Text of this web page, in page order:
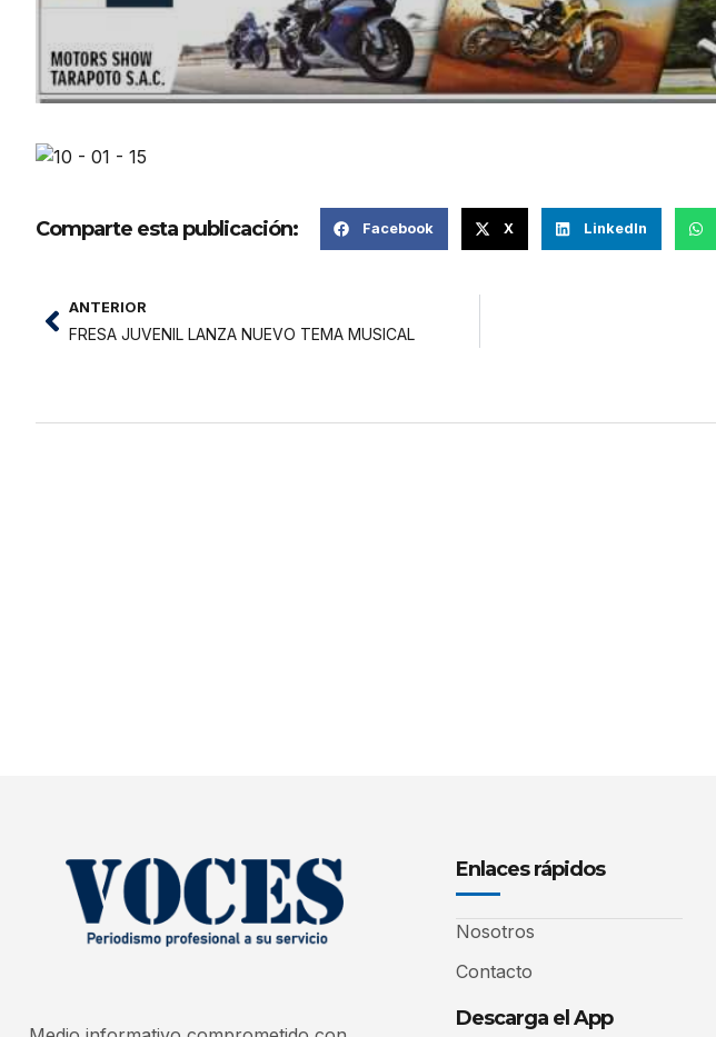
Comparte esta publicación: Facebook X LinkedIn
ANTERIOR
FRESA JUVENIL LANZA NUEVO TEMA MUSICAL
Enlaces rápidos
Nosotros
Contacto
Descarga el App